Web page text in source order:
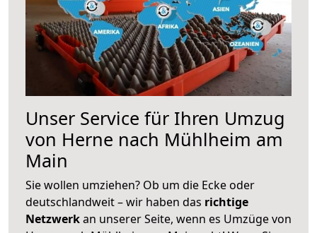
Unser Service für Ihren Umzug
von Herne nach Mühlheim am
Main
Sie wollen umziehen? Ob um die Ecke oder
deutschlandweit – wir haben das richtige
Netzwerkan unserer Seite, wenn es Umzüge von